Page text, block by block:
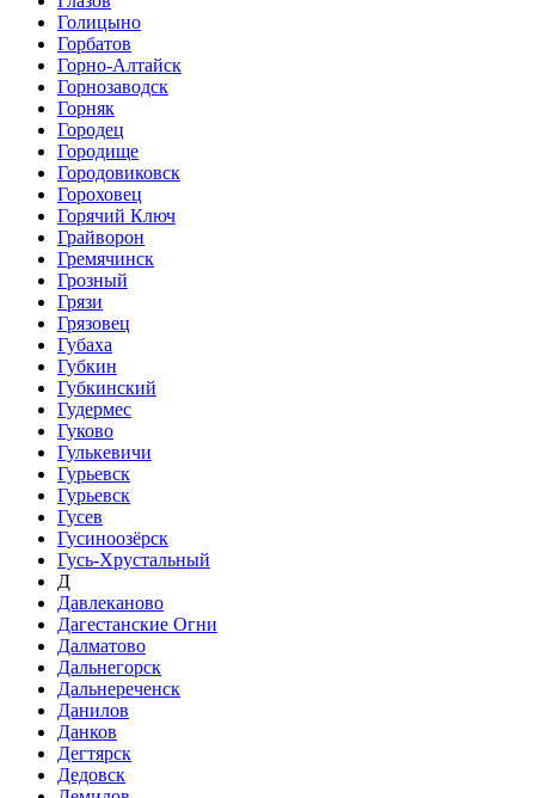
Голицыно
Горбатов
Горно-Алтайск
Горнозаводск
Горняк
Городец
Городище
Городовиковск
Гороховец
Горячий Ключ
Грайворон
Гремячинск
Грозный
Грязи
Грязовец
Губаха
Губкин
Губкинский
Гудермес
Гуково
Гулькевичи
Гурьевск
Гурьевск
Гусев
Гусиноозёрск
Гусь-Хрустальный
Д
Давлеканово
Дагестанские Огни
Далматово
Дальнегорск
Дальнереченск
Данилов
Данков
Дегтярск
Дедовск